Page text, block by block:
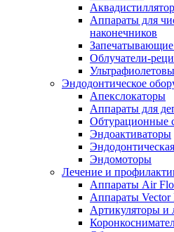
Аппараты для
наконечников
Запечатывающие
Облучатели-
Эндодонтическое
Апекслокаторы
Аппараты для
Обтурационные
Эндоактиваторы
Эндомоторы
Лечение и
Аппараты Air
Аппараты Vector
Артикуляторы и